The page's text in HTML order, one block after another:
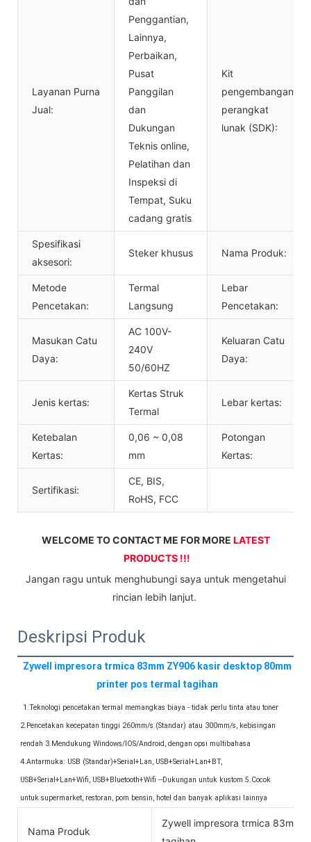
Layanan Purna
Jual:
Penggantian,
Lainnya,
Perbaikan,
Pusat
Panggilan
dan
Dukungan
Teknis online,
Pelatihan dan
Inspeksi di
Tempat, Suku
cadang gratis
Kit
pengembangan
perangkat
lunak (SDK):
Spesifikasi
aksesori:
Steker khusus Nama Produk:
Metode
Pencetakan:
Termal
Langsung
Lebar
Pencetakan:
Masukan Catu
Daya:
AC 100V-
240V
50/60HZ
Keluaran Catu
Daya:
Jenis kertas:
Kertas Struk
Termal
Lebar kertas:
Ketebalan
Kertas:
0,06 ~ 0,08
mm
Potongan
Kertas:
Sertifikasi:
CE, BIS,
RoHS, FCC
WELCOME TO CONTACT ME FOR MORE LATEST
PRODUCTS !!!
rincian lebih lanjut.
Deskripsi Produk
Zywell impresora trmica 83mm ZY906 kasir desktop 80mm
printer pos termal tagihan
1.Teknologi pencetakan termal memangkas biaya - tidak perlu tinta atau toner
2.Pencetakan kecepatan tinggi 260mm/s (Standar) atau 300mm/s, kebisingan
rendah 3.Mendukung Windows/IOS/Android, dengan opsi multibahasa
4.Antarmuka: USB (Standar)+Serial+Lan, USB+Serial+Lan+BT,
USB+Serial+Lan+Wifi, USB+Bluetooth+Wifi --Dukungan untuk kustom 5.Cocok
untuk supermarket, restoran, pom bensin, hotel dan banyak aplikasi lainnya
Nama Produk
Zywell impresora trmica 83mm